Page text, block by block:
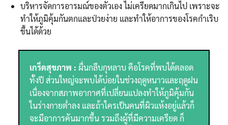
บริหารจัดการอารมณ์ของตัวเอง ไม่เครียดมากเกินไป เพราะจะ
ทำให้ภูมิคุ้มกันตกและป่วยง่าย และทำให้อาการของโรคกำเริบ
ขึ้นได้ด้วย
เกร็ดสุขภาพ : ผื่นกลีบกุหลาบ คือโรคที่พบได้ตลอด
ทั้งปี ส่วนใหญ่จะพบได้บ่อยในช่วงฤดูหนาวและฤดูฝน
เนื่องจากสภาพอากาศที่เปลี่ยนแปลงทำให้ภูมิคุ้มกัน
ในร่างกายต่ำลง และถ้าใครเป็นคนที่ผิวแห้งอยู่แล้วก็
จะมีอาการคันมากขึ้น รวมถึงผู้ที่มีความเครียด ก็